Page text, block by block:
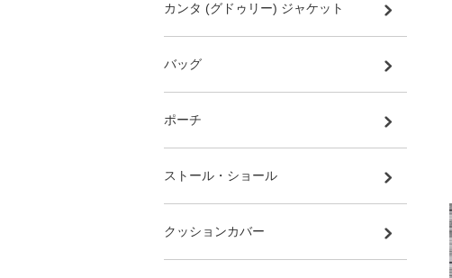
カンタ (グドゥリー) ジャケット
バッグ
ポーチ
ストール・ショール
クッションカバー